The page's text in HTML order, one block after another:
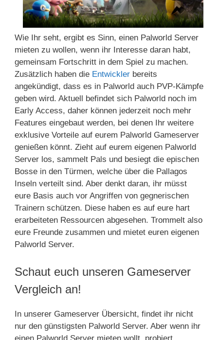
Wie Ihr seht, ergibt es Sinn, einen Palworld Server
mieten zu wollen, wenn ihr Interesse daran habt,
gemeinsam Fortschritt in dem Spiel zu machen.
Zusätzlich haben die Entwickler bereits
angekündigt, dass es in Palworld auch PVP-Kämpfe
geben wird. Aktuell befindet sich Palworld noch im
Early Access, daher können jederzeit noch mehr
Features eingebaut werden, bei denen Ihr weitere
exklusive Vorteile auf eurem Palworld Gameserver
genießen könnt. Zieht auf eurem eigenen Palworld
Server los, sammelt Pals und besiegt die epischen
Bosse in den Türmen, welche über die Pallagos
Inseln verteilt sind. Aber denkt daran, ihr müsst
eure Basis auch vor Angriffen von gegnerischen
Trainern schützen. Diese haben es auf eure hart
erarbeiteten Ressourcen abgesehen. Trommelt also
eure Freunde zusammen und mietet euren eigenen
Palworld Server.
Schaut euch unseren Gameserver
Vergleich an!
In unserer Gameserver Übersicht, findet ihr nicht
nur den günstigsten Palworld Server. Aber wenn ihr